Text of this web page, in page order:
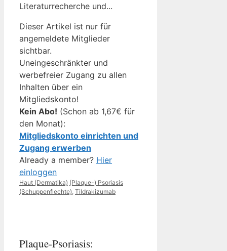
Literaturrecherche und...
Dieser Artikel ist nur für
angemeldete Mitglieder
sichtbar.
Uneingeschränkter und
werbefreier Zugang zu allen
Inhalten über ein
Mitgliedskonto!
Kein Abo! (Schon ab 1,67€ für
den Monat):
Mitgliedskonto einrichten und
Zugang erwerben
Already a member? Hier
einloggen
Kategorien
Haut (Dermatika) Schlagwörter
(Plaque-) Psoriasis
(Schuppenflechte), Tildrakizumab
Plaque-Psoriasis: